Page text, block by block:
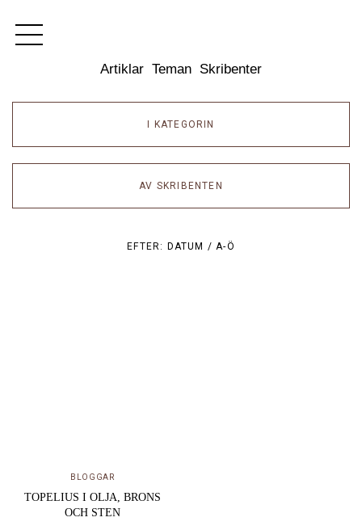
Artiklar Teman Skribenter
I KATEGORIN
AV SKRIBENTEN
EFTER: DATUM /A-Ö
BLOGGAR
TOPELIUS I OLJA, BRONS
OCH STEN